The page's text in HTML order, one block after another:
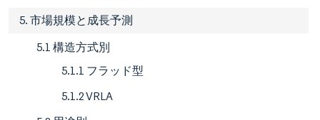
5. 市場規模と成長予測
5.1 構造方式別
5.1.1 フラッド型
5.1.2 VRLA